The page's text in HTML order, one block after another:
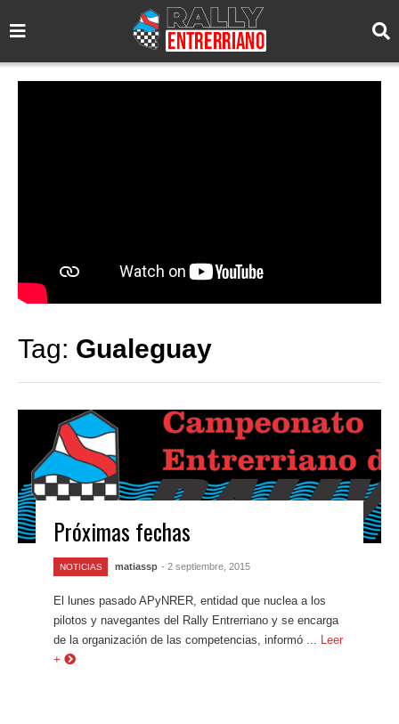
Tag: Gualeguay
Próximas fechas
NOTICIAS matiassp - 2 septiembre, 2015
El lunes pasado APyNRER, entidad que nuclea a los
pilotos y navegantes del Rally Entrerriano y se encarga
de la organización de las competencias, informó ...
Leer
+